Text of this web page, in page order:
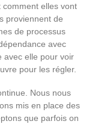
elles vont
proviennent de
de processus
avec
avec elle pour voir
pour les régler.
Nous nous
mis en place des
que parfois on